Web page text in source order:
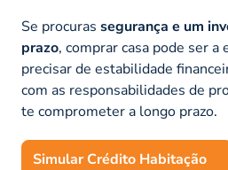
Se procuras segurança e um
prazo, comprar casa pode ser a
precisar de estabilidade
com as responsabilidades de
te comprometer a longo prazo.
Simular Crédito Habitação